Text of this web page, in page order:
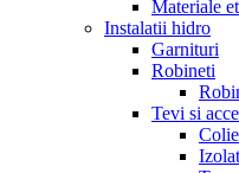
Materiale
Instalatii hidro
Garnituri
Robineti
Tevi si